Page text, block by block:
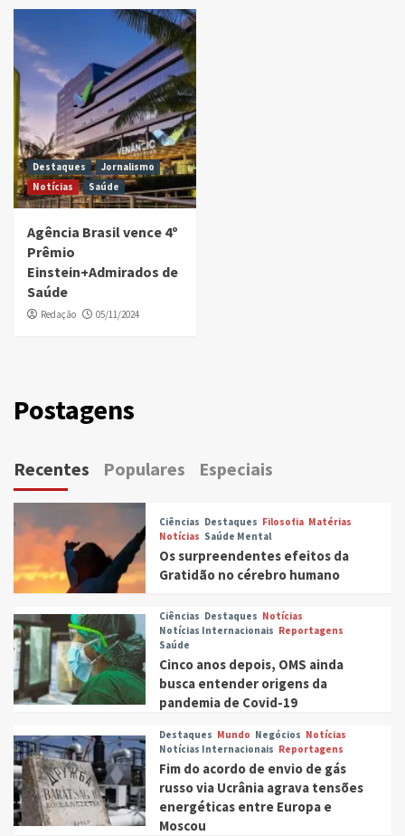
Destaques
Jornalismo
Notícias
Saúde
Agência Brasil vence 4º
Prêmio
Einstein+Admirados de
Saúde
Redação 05/11/2024
Postagens
Recentes Populares Especiais
Ciências Destaques Filosofia Matérias
Notícias Saúde Mental
Os surpreendentes efeitos da
Gratidão no cérebro humano
Ciências Destaques Notícias
Notícias Internacionais Reportagens
Saúde
Cinco anos depois, OMS ainda
busca entender origens da
pandemia de Covid-19
Destaques Mundo Negócios Notícias
Notícias Internacionais Reportagens
Fim do acordo de envio de gás
russo via Ucrânia agrava tensões
energéticas entre Europa e
Moscou